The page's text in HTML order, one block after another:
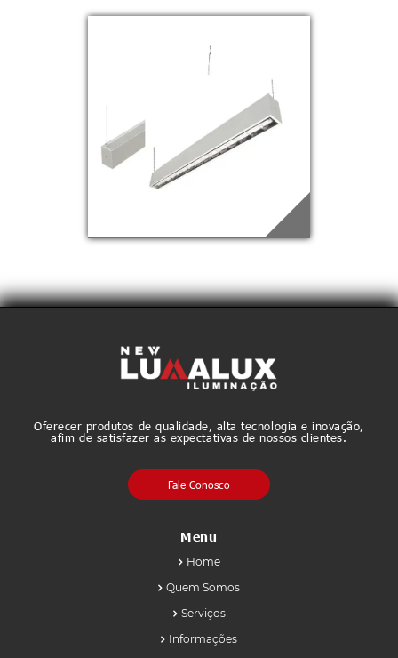
Saiba mais
PD-27
Saiba mais
Oferecer produtos de qualidade, alta tecnologia e inovação,
afim de satisfazer as expectativas de nossos clientes.
Fale Conosco
Menu
Home
Quem Somos
Serviços
Informações